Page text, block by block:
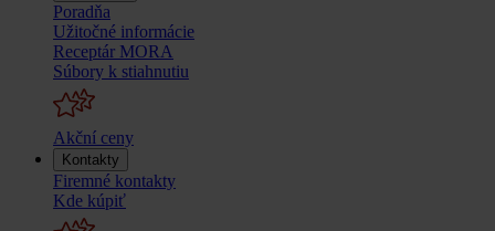
Poradňa
Užitočné informácie
Receptár MORA
Súbory k stiahnutiu
Akční ceny
Kontakty
Firemné kontakty
Kde kúpiť